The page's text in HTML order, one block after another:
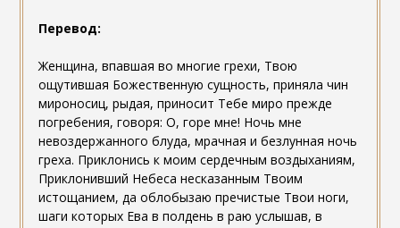
Перевод:
Женщина, впавшая во многие грехи, Твою
ощутившая Божественную сущность, приняла чин
мироносиц, рыдая, приносит Тебе миро прежде
погребения, говоря: О, горе мне! Ночь мне
невоздержанного блуда, мрачная и безлунная ночь
греха. Приклонись к моим сердечным воздыханиям,
Приклонивший Небеса несказанным Твоим
истощанием, да облобызаю пречистые Твои ноги,
шаги которых Ева в полдень в раю услышав, в